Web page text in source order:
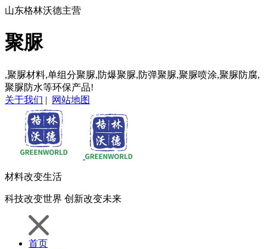
山东格林沃德主营
聚脲
,聚脲材料,单组分聚脲,防爆聚脲,防弹聚脲,聚脲喷涂,聚脲防腐,
聚脲防水等环保产品!
关于我们 | 网站地图
材料改变生活
科技改变世界 创新改变未来
首页